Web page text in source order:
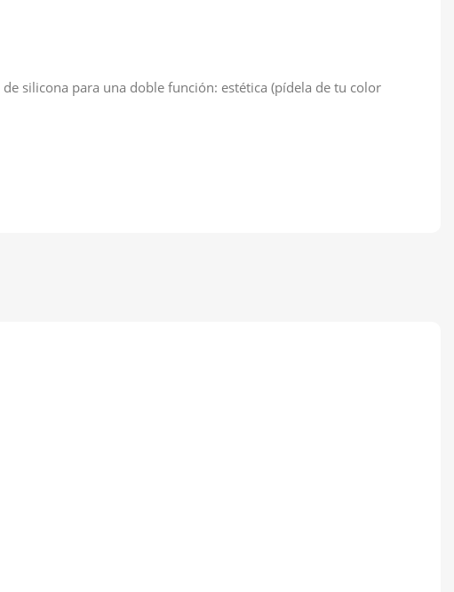
silicona para una doble función: estética (pídela de tu color